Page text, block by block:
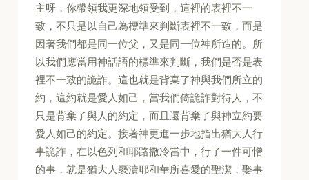
主呀，你帶領我更深地領受到，這裡的表裡不一
致，不只是以自己為標準來判斷表裡不一致，而是
因著我們都是同一位父，又是同一位神所造的。所
以我們應當用神話語的標準來判斷，我們是否是表
裡不一致的詭詐。這也就是背棄了神與我們所立的
約，這約就是愛人如己，當我們倚詭詐對待人，不
只是背棄了與人的約定，而且還背棄了與神立約要
愛人如己的約定。接著神更進一步地指出猶大人行
事詭詐，在以色列和耶路撒冷當中，行了一件可憎
的事，就是猶大人褻瀆耶和華所喜愛的聖潔，娶事